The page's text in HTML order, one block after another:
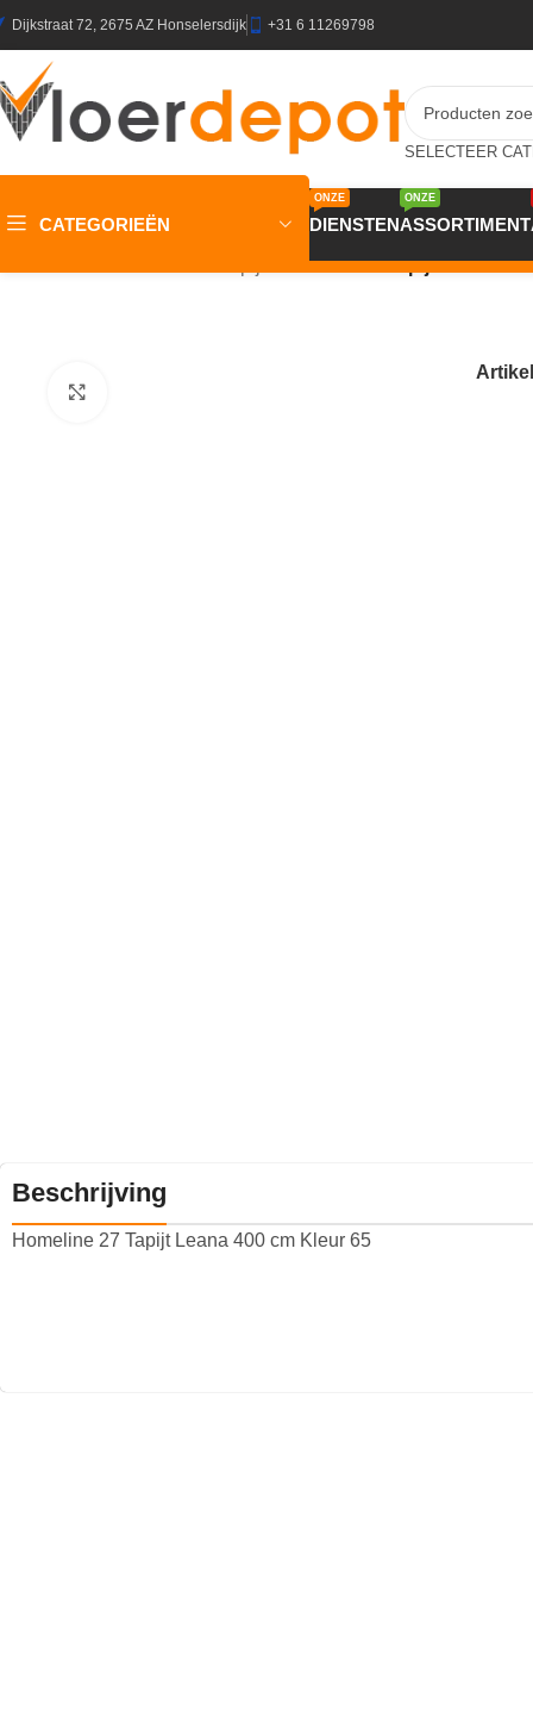
Dijkstraat 72, 2675 AZ Honselersdijk +31 6 11269798
CATEGORIEËN DIENSTEN
ONZE
ASSORTIMENT
ONZE
Homeline 27 Tapijt Leana
Beschrijving
Homeline 27 Tapijt Leana 400 cm Kleur 65